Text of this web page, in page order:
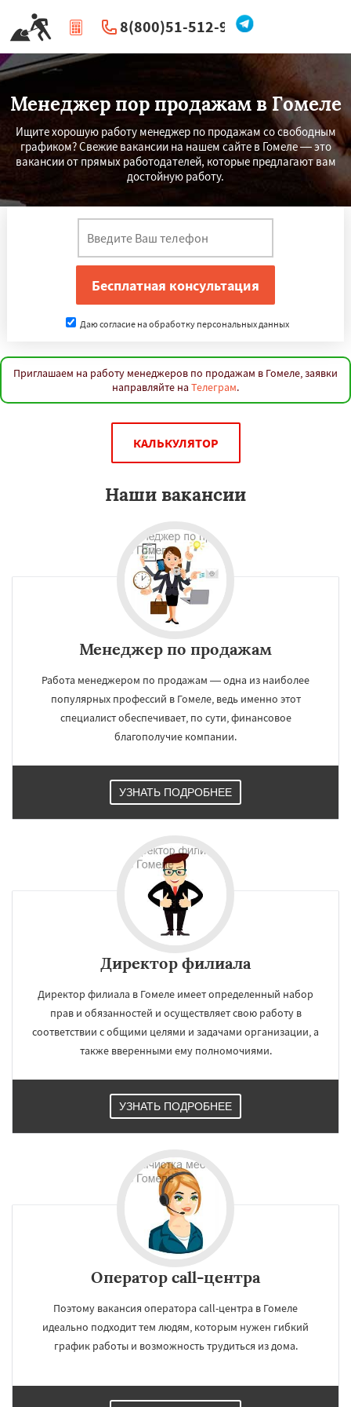
Караганда
8(800)51-512-96
| Перезвоните мне
Менеджер пор продажам в Гомеле
Ищите хорошую работу менеджер по продажам со свободным
графиком? Свежие вакансии на нашем сайте в Гомеле — это
вакансии от прямых работодателей, которые предлагают вам
достойную работу.
Даю согласие на обработку персональных данных
Приглашаем на работу менеджеров по продажам в Гомеле, заявки
направляйте на Телеграм.
КАЛЬКУЛЯТОР
Наши вакансии
Менеджер по продажам
Работа менеджером по продажам — одна из наиболее
популярных профессий в Гомеле, ведь именно этот
специалист обеспечивает, по сути, финансовое
благополучие компании.
УЗНАТЬ ПОДРОБНЕЕ
Директор филиала
Директор филиала в Гомеле имеет определенный набор
прав и обязанностей и осуществляет свою работу в
соответствии с общими целями и задачами организации, а
также вверенными ему полномочиями.
УЗНАТЬ ПОДРОБНЕЕ
Оператор call-центра
Поэтому вакансия оператора call-центра в Гомеле
идеально подходит тем людям, которым нужен гибкий
график работы и возможность трудиться из дома.
УЗНАТЬ ПОДРОБНЕЕ
Даю согласие на обработку персональных данных